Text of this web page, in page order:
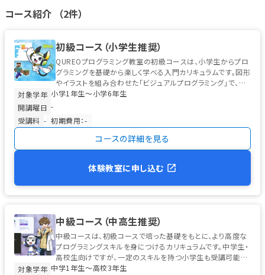
コース紹介 （2件）
初級コース（小学生推奨）
QUREOプログラミング教室の初級コースは、小学生からプロ
グラミングを基礎から楽しく学べる入門カリキュラムです。図形
やイラストを組み合わせた「ビジュアルプログラミング」で、初
めてのお子様でも安心...
対象学年 小学1年生〜小学6年生
開講曜日 -
受講料 - 初期費用：-
コースの詳細を見る
体験教室に申し込む
中級コース（中高生推奨）
中級コースは、初級コースで培った基礎をもとに、より高度な
プログラミングスキルを身につけるカリキュラムです。中学生・
高校生向けですが、一定のスキルを持つ小学生も受講可能で
す。 学習の中心は、高校...
対象学年 中学1年生〜高校3年生